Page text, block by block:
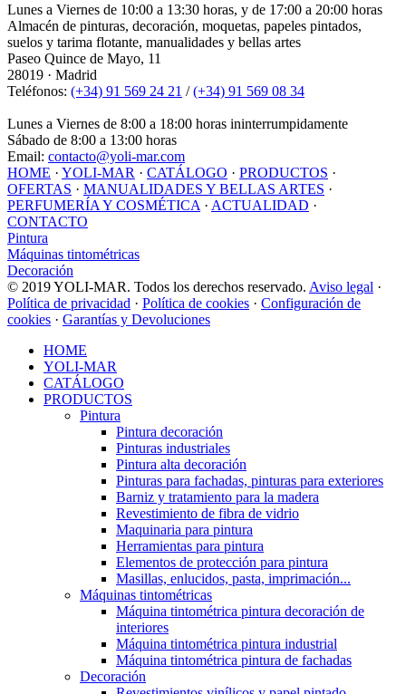
Lunes a Viernes de 10:00 a 13:30 horas, y de 17:00 a 20:00 horas
Almacén de pinturas, decoración, moquetas, papeles pintados,
suelos y tarima flotante, manualidades y bellas artes
Paseo Quince de Mayo, 11
28019 · Madrid
Teléfonos: (+34) 91 569 24 21 /(+34) 91 569 08 34
Lunes a Viernes de 8:00 a 18:00 horas ininterrumpidamente
Sábado de 8:00 a 13:00 horas
Email: contacto@yoli-mar.com
HOME · YOLI-MAR · CATÁLOGO · PRODUCTOS ·
OFERTAS · MANUALIDADES Y BELLAS ARTES ·
PERFUMERÍA Y COSMÉTICA · ACTUALIDAD ·
CONTACTO
Pintura
Máquinas tintométricas
Decoración
© 2019 YOLI-MAR. Todos los derechos reservado. Aviso legal ·
Política de privacidad · Política de cookies · Configuración de
cookies · Garantías y Devoluciones
HOME
YOLI-MAR
CATÁLOGO
PRODUCTOS
Pintura
Pintura decoración
Pinturas industriales
Pintura alta decoración
Pinturas para fachadas, pinturas para exteriores
Barniz y tratamiento para la madera
Revestimiento de fibra de vidrio
Maquinaria para pintura
Herramientas para pintura
Elementos de protección para pintura
Masillas, enlucidos, pasta, imprimación...
Máquinas tintométricas
Máquina tintométrica pintura decoración de
interiores
Máquina tintométrica pintura industrial
Máquina tintométrica pintura de fachadas
Decoración